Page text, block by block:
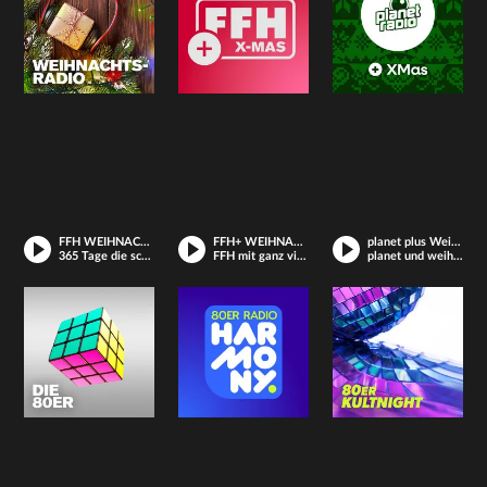
FFH WEIHNACHTSRADIO
365 Tage die schönsten Weihnachtslieder
FFH+ WEIHNACHTEN
FFH mit ganz vielen Weihnachtsliedern
planet plus Weihnachten
planet und weihnachts-songs on top.